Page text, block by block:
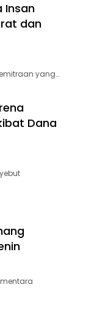
Insan
dan
yang…
Dana